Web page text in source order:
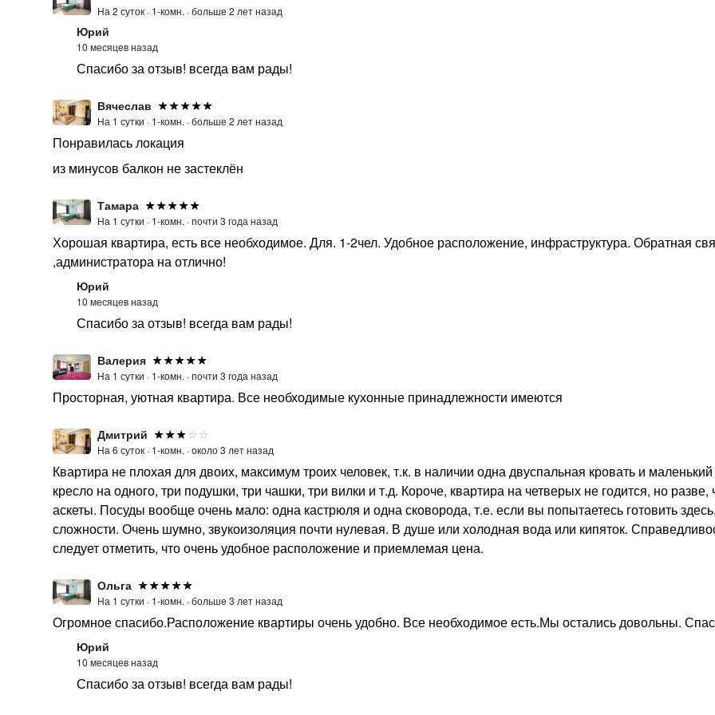
На 2 суток · 1-комн. ·больше 2 лет назад
Юрий
10 месяцев назад
Спасибо за отзыв! всегда вам рады!
Вячеслав
На 1 сутки · 1-комн. ·больше 2 лет назад
Понравилась локация
из минусов балкон не застеклён
Тамара
На 1 сутки · 1-комн. ·почти 3 года назад
Хорошая квартира, есть все необходимое. Для. 1-2чел. Удобное расположение, инфраструктура. Обратная
,администратора на отлично!
Юрий
10 месяцев назад
Спасибо за отзыв! всегда вам рады!
Валерия
На 1 сутки · 1-комн. ·почти 3 года назад
Просторная, уютная квартира. Все необходимые кухонные принадлежности имеются
Дмитрий
На 6 суток · 1-комн. ·около 3 лет назад
Квартира не плохая для двоих, максимум троих человек, т.к. в наличии одна двуспальная кровать и
кресло на одного, три подушки, три чашки, три вилки и т.д. Короче, квартира на четверых не годится, но разве,
аскеты. Посуды вообще очень мало: одна кастрюля и одна сковорода, т.е. если вы попытаетесь готовить
сложности. Очень шумно, звукоизоляция почти нулевая. В душе или холодная вода или кипяток.
следует отметить, что очень удобное расположение и приемлемая цена.
Ольга
На 1 сутки · 1-комн. ·больше 3 лет назад
Огромное спасибо.Расположение квартиры очень удобно. Все необходимое есть.Мы остались довольны.
Юрий
10 месяцев назад
Спасибо за отзыв! всегда вам рады!